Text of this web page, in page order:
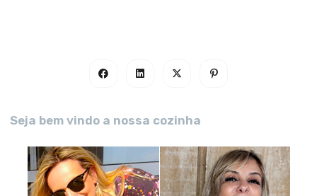
Seja bem vindo a nossa cozinha